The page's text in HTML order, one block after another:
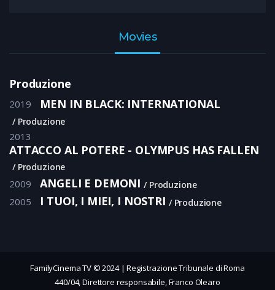
Movies
Produzione
2019 MEN IN BLACK: INTERNATIONAL
Produzione
2013
ATTACCO AL POTERE - OLYMPUS HAS FALLEN
Produzione
2009 ANGELI E DEMONI Produzione
2005 I TUOI, I MIEI, I NOSTRI Produzione
FamilyCinema TV © 2024 | Registrazione Tribunale di Roma
440/04, Direttore responsabile, Franco Olearo